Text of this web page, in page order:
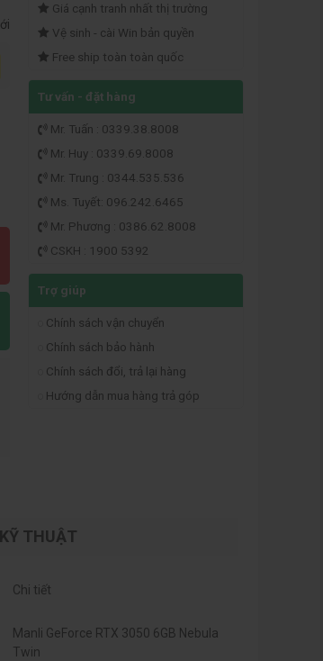
Giá cạnh tranh nhất thị trường
Vệ sinh - cài Win bản quyền
Free ship toàn toàn quốc
Tư vấn - đặt hàng
Mr. Tuấn : 0339.38.8008
Mr. Huy : 0339.69.8008
Mr. Trung : 0344.535.536
Ms. Tuyết: 096.242.6465
Mr. Phương : 0386.62.8008
CSKH : 1900 5392
Trợ giúp
Chính sách vận chuyển
Chính sách bảo hành
Chính sách đổi, trả lại hàng
Hướng dẫn mua hàng trả góp
THUẬT
Chi tiết
Manli GeForce RTX 3050 6GB Nebula
Twin